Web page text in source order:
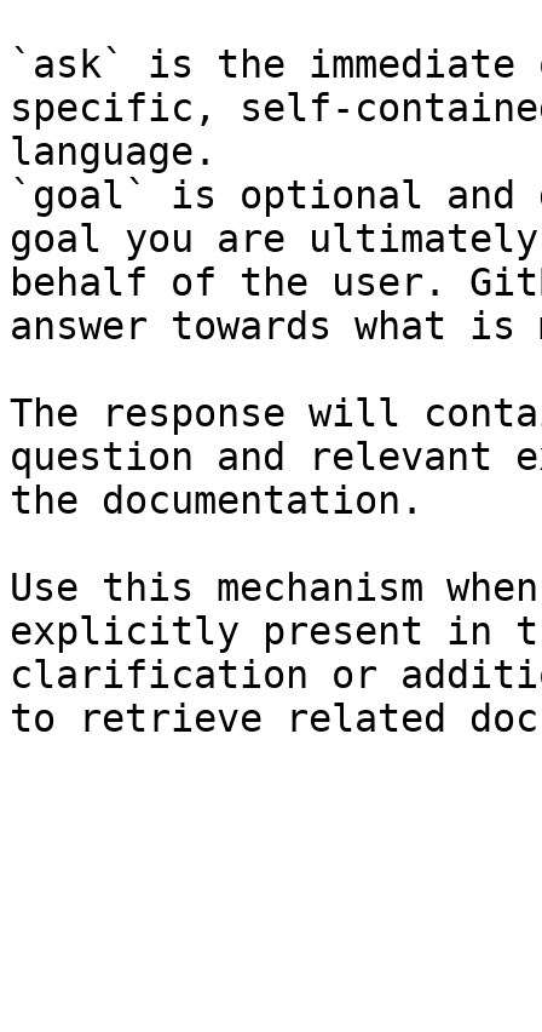
`ask` is the
specific, self-
language.
`goal` is optional and
goal you are
behalf of the user.
answer towards what
The response will
question and relevant
the documentation.
Use this mechanism
explicitly present in
clarification or